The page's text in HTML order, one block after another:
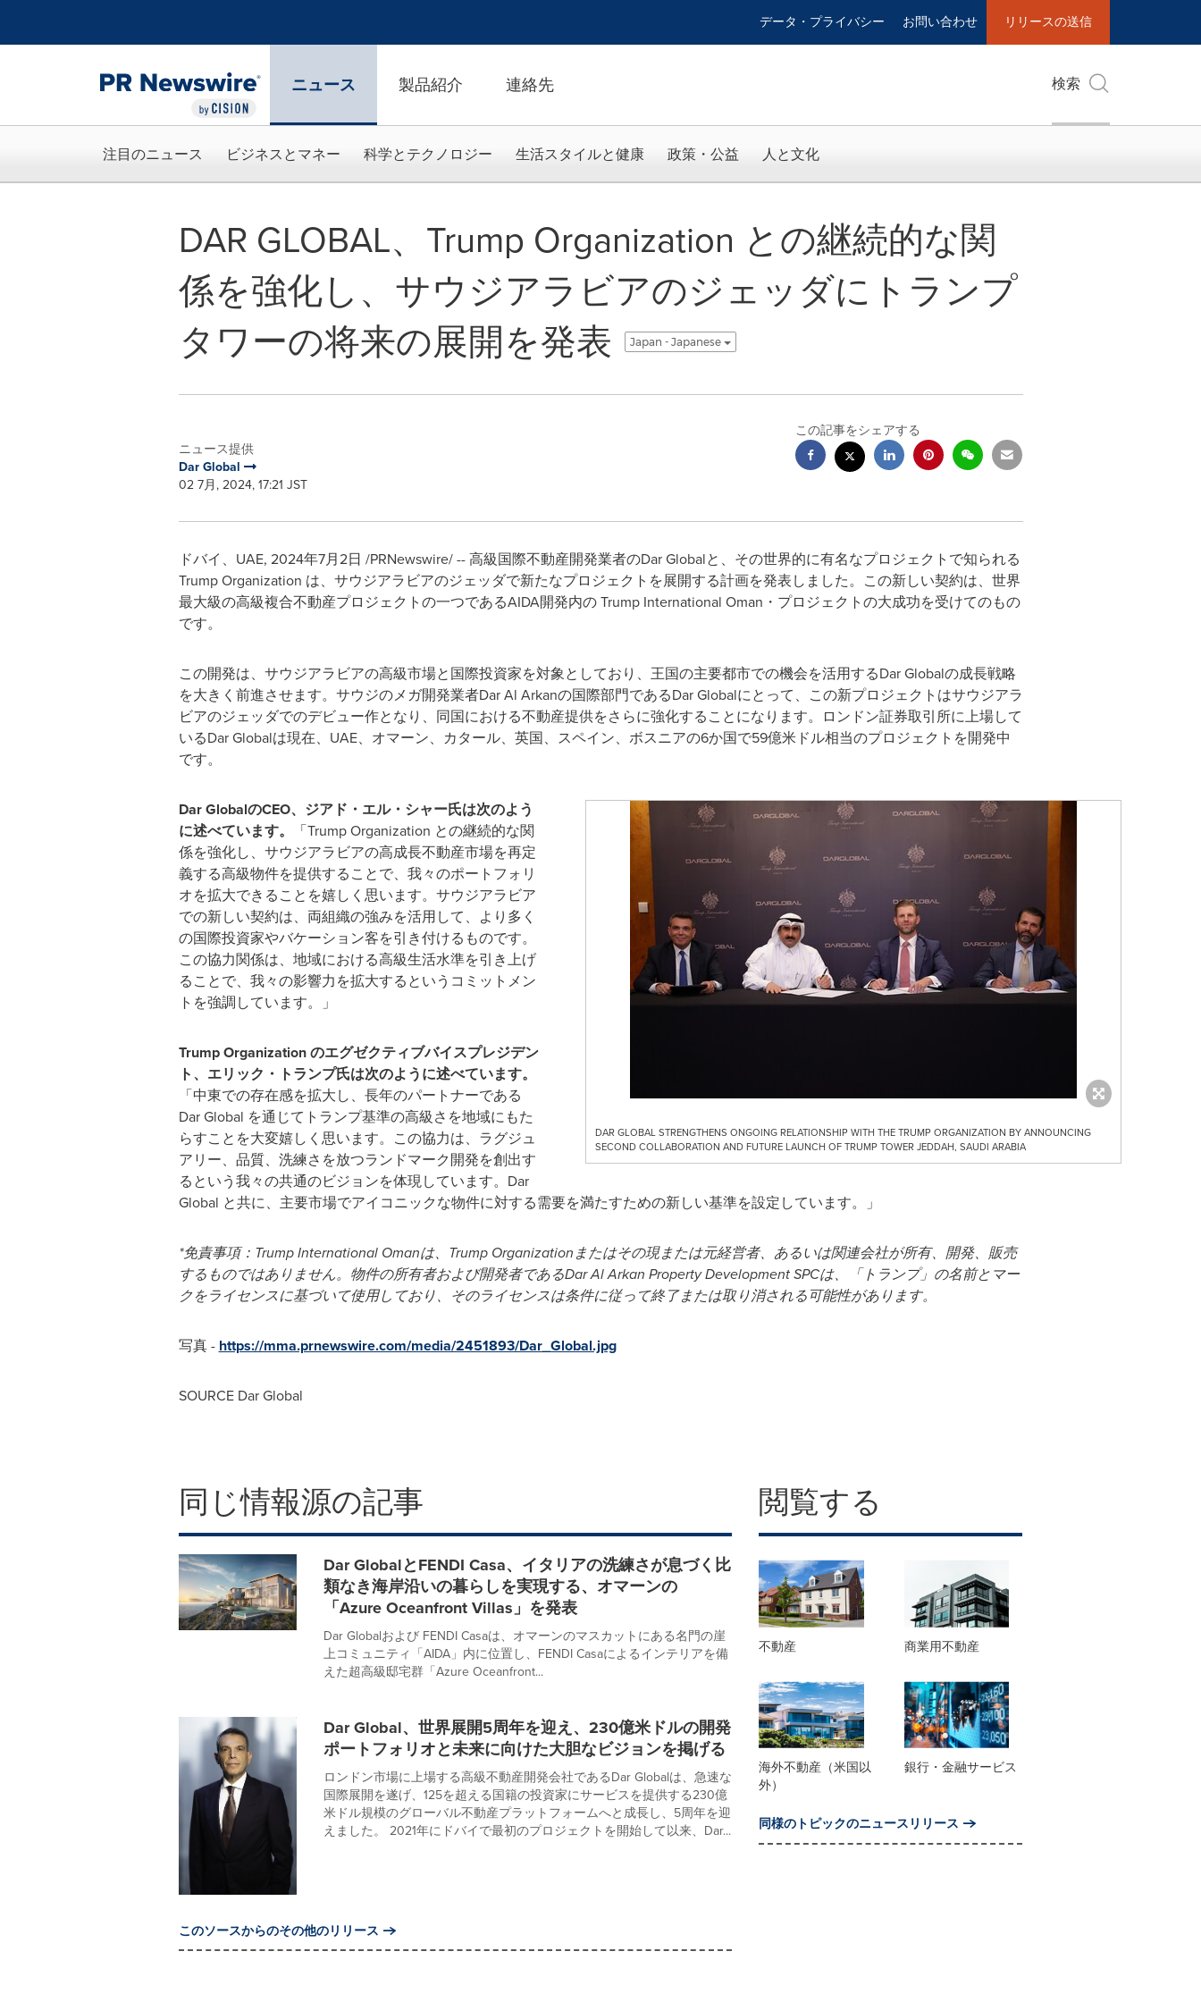
データ・プライバシー お問い合わせ リリースの送信
ニュース 製品紹介 連絡先 検索
注目のニュース ビジネスとマネー 科学とテクノロジー 生活スタイルと健康 政策・公益 人と文化
DAR GLOBAL、Trump Organization との継続的な関
係を強化し、サウジアラビアのジェッダにトランプ
タワーの将来の展開を発表
Japan - Japanese
ニュース提供
Dar Global
02 7月, 2024, 17:21 JST
この記事をシェアする
ドバイ、UAE, 2024年7月2日 /PRNewswire/ -- 高級国際不動産開発業者のDar Globalと、その世界的に有名なプロジェクトで知られる
Trump Organization は、サウジアラビアのジェッダで新たなプロジェクトを展開する計画を発表しました。この新しい契約は、世界
最大級の高級複合不動産プロジェクトの一つであるAIDA開発内の Trump International Oman・プロジェクトの大成功を受けてのもの
です。
この開発は、サウジアラビアの高級市場と国際投資家を対象としており、王国の主要都市での機会を活用するDar Globalの成長戦略
を大きく前進させます。サウジのメガ開発業者Dar Al Arkanの国際部門であるDar Globalにとって、この新プロジェクトはサウジアラ
ビアのジェッダでのデビュー作となり、同国における不動産提供をさらに強化することになります。ロンドン証券取引所に上場して
いるDar Globalは現在、UAE、オマーン、カタール、英国、スペイン、ボスニアの6か国で59億米ドル相当のプロジェクトを開発中
です。
DAR GLOBAL STRENGTHENS ONGOING RELATIONSHIP WITH THE TRUMP ORGANIZATION BY ANNOUNCING
SECOND COLLABORATION AND FUTURE LAUNCH OF TRUMP TOWER JEDDAH, SAUDI ARABIA
Dar GlobalのCEO、ジアド・エル・シャー氏は次のよう
に述べています。
「Trump Organization との継続的な関
係を強化し、サウジアラビアの高成長不動産市場を再定
義する高級物件を提供することで、我々のポートフォリ
オを拡大できることを嬉しく思います。サウジアラビア
での新しい契約は、両組織の強みを活用して、より多く
の国際投資家やバケーション客を引き付けるものです。
この協力関係は、地域における高級生活水準を引き上げ
ることで、我々の影響力を拡大するというコミットメン
トを強調しています。」
Trump Organizationのエグゼクティブバイスプレジデン
ト、エリック・トランプ氏は次のように述べています。
「中東での存在感を拡大し、長年のパートナーである
Dar Global を通じてトランプ基準の高級さを地域にもた
らすことを大変嬉しく思います。この協力は、ラグジュ
アリー、品質、洗練さを放つランドマーク開発を創出す
るという我々の共通のビジョンを体現しています。Dar
Global と共に、主要市場でアイコニックな物件に対する需要を満たすための新しい基準を設定しています。」
*免責事項： Trump International Omanは、 Trump Organizationまたはその現または元経営者、あるいは関連会社が所有、開発、販売
するものではありません。物件の所有者および開発者であるDar Al Arkan Property Development SPCは、「トランプ」の名前とマー
クをライセンスに基づいて使用しており、そのライセンスは条件に従って終了または取り消される可能性があります。
写真 - https://mma.prnewswire.com/media/2451893/Dar_Global.jpg
SOURCE Dar Global
同じ情報源の記事
Dar GlobalとFENDI Casa、イタリアの洗練さが息づく比
類なき海岸沿いの暮らしを実現する、オマーンの
「Azure Oceanfront Villas」を発表
Dar Globalおよび FENDI Casaは、オマーンのマスカットにある名門の崖
上コミュニティ「AIDA」内に位置し、FENDI Casaによるインテリアを備
えた超高級邸宅群「Azure Oceanfront...
Dar Global、世界展開5周年を迎え、230億米ドルの開発
ポートフォリオと未来に向けた大胆なビジョンを掲げる
ロンドン市場に上場する高級不動産開発会社であるDar Globalは、急速な
国際展開を遂げ、125を超える国籍の投資家にサービスを提供する230億
米ドル規模のグローバル不動産プラットフォームへと成長し、5周年を迎
えました。 2021年にドバイで最初のプロジェクトを開始して以来、Dar...
このソースからのその他のリリース
閲覧する
不動産 商業用不動産
海外不動産（米国以
外）
銀行・金融サービス
同様のトピックのニュースリリース